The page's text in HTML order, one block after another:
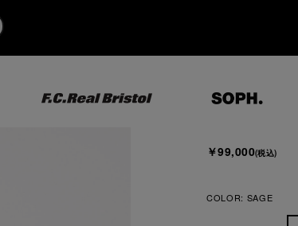
SOPHNET.
￥99,000(税込)
COLOR: SAGE